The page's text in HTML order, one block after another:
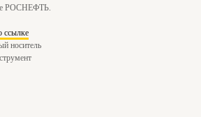
РОСНЕФТЬ.
ссылке
носитель